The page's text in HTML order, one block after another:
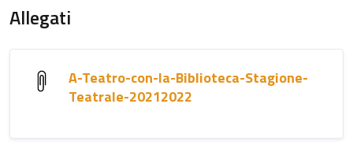
Allegati
A-Teatro-con-la-Biblioteca-Stagione-
Teatrale-20212022